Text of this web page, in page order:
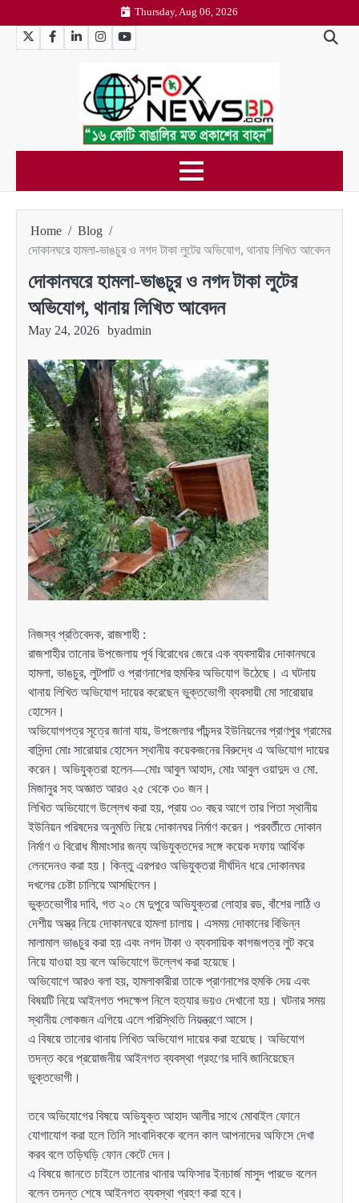
to
content
Thursday, Aug 06, 2026
TwitterFacebookLinkedInInstagramYouTube
Home
Blog
দোকানঘরে হামলা-ভাঙচুর ও নগদ টাকা লুটের অভিযোগ, থানায় লিখিত আবেদন
দোকানঘরে হামলা-ভাঙচুর ও নগদ টাকা লুটের
অভিযোগ, থানায় লিখিত আবেদন
May 24, 2026 byadmin
নিজস্ব প্রতিবেদক, রাজশাহী :
রাজশাহীর তানোর উপজেলায় পূর্ব বিরোধের জেরে এক ব্যবসায়ীর দোকানঘরে
হামলা, ভাঙচুর, লুটপাট ও প্রাণনাশের হুমকির অভিযোগ উঠেছে। এ ঘটনায়
থানায় লিখিত অভিযোগ দায়ের করেছেন ভুক্তভোগী ব্যবসায়ী মো সারোয়ার
হোসেন।
অভিযোগপত্র সূত্রে জানা যায়, উপজেলার পাঁচন্দর ইউনিয়নের প্রাণপুর গ্রামের
বাসিন্দা মোঃ সারোয়ার হোসেন স্থানীয় কয়েকজনের বিরুদ্ধে এ অভিযোগ দায়ের
করেন। অভিযুক্তরা হলেন—মোঃ আবুল আহাদ, মোঃ আবুল ওয়াদুদ ও মো.
মিজানুর সহ অজ্ঞাত আরও ২৫ থেকে ৩০ জন।
লিখিত অভিযোগে উল্লেখ করা হয়, প্রায় ৩০ বছর আগে তার পিতা স্থানীয়
ইউনিয়ন পরিষদের অনুমতি নিয়ে দোকানঘর নির্মাণ করেন। পরবর্তীতে দোকান
নির্মাণ ও বিরোধ মীমাংসার জন্য অভিযুক্তদের সঙ্গে কয়েক দফায় আর্থিক
লেনদেনও করা হয়। কিন্তু এরপরও অভিযুক্তরা দীর্ঘদিন ধরে দোকানঘর
দখলের চেষ্টা চালিয়ে আসছিলেন।
ভুক্তভোগীর দাবি, গত ২০ মে দুপুরে অভিযুক্তরা লোহার রড, বাঁশের লাঠি ও
দেশীয় অস্ত্র নিয়ে দোকানঘরে হামলা চালায়। এসময় দোকানের বিভিন্ন
মালামাল ভাঙচুর করা হয় এবং নগদ টাকা ও ব্যবসায়িক কাগজপত্র লুট করে
নিয়ে যাওয়া হয় বলে অভিযোগে উল্লেখ করা হয়েছে।
অভিযোগে আরও বলা হয়, হামলাকারীরা তাকে প্রাণনাশের হুমকি দেয় এবং
বিষয়টি নিয়ে আইনগত পদক্ষেপ নিলে হত্যার ভয়ও দেখানো হয়। ঘটনার সময়
স্থানীয় লোকজন এগিয়ে এলে পরিস্থিতি নিয়ন্ত্রণে আসে।
এ বিষয়ে তানোর থানায় লিখিত অভিযোগ দায়ের করা হয়েছে। অভিযোগ
তদন্ত করে প্রয়োজনীয় আইনগত ব্যবস্থা গ্রহণের দাবি জানিয়েছেন
ভুক্তভোগী।
তবে অভিযোগের বিষয়ে অভিযুক্ত আহাদ আলীর সাথে মোবাইল ফোনে
যোগাযোগ করা হলে তিনি সাংবাদিককে বলেন কাল আপনাদের অফিসে দেখা
করব বলে তড়িঘড়ি ফোন কেটে দেন।
এ বিষয়ে জানতে চাইলে তানোর থানার অফিসার ইনচার্জ মাসুদ পারভে বলেন
বলেন তদন্ত শেষে আইনগত ব্যবস্থা গ্রহণ করা হবে।